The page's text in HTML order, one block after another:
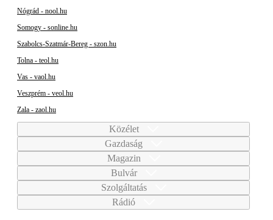
Nógrád - nool.hu
Somogy - sonline.hu
Szabolcs-Szatmár-Bereg - szon.hu
Tolna - teol.hu
Vas - vaol.hu
Veszprém - veol.hu
Zala - zaol.hu
Közélet
Gazdaság
Magazin
Bulvár
Szolgáltatás
Rádió